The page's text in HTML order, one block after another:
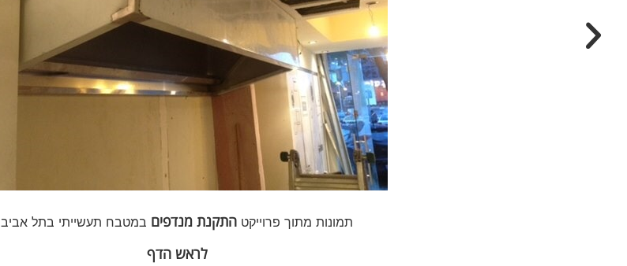
תמונות מתוך פרוייקט התקנת מנדפים במטבח תעשייתי בתל אביב
לראש הדף